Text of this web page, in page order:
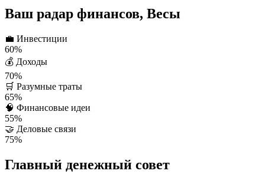
Ваш радар финансов, Весы
💼 Инвестиции
60%
💰 Доходы
70%
🛒 Разумные траты
65%
🧠 Финансовые идеи
55%
🤝 Деловые связи
75%
Главный денежный совет